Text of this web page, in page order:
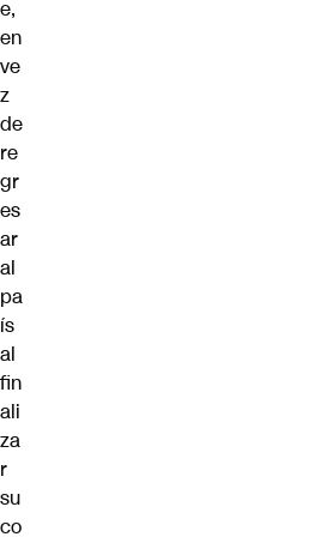
e,
en
ve
z
de
re
gr
es
ar
al
pa
ís
al
fin
ali
za
r
su
co